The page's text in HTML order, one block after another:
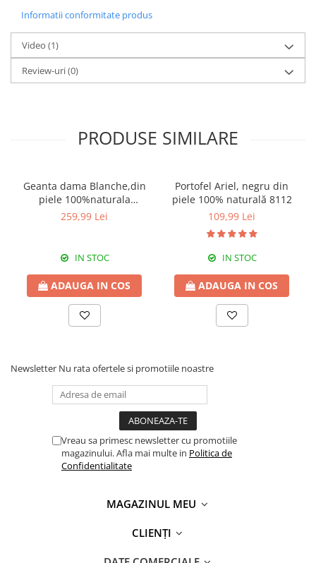
Informatii conformitate produs
Video (1)
Review-uri(0)
PRODUSE SIMILARE
Geanta dama Blanche,din
piele 100%naturala
Italia,8246,negru
259,99 Lei
IN STOC
ADAUGA IN COS
Portofel Ariel, negru din
piele 100% naturală 8112
109,99 Lei
IN STOC
ADAUGA IN COS
Newsletter Nu rata ofertele si promotiile noastre
Vreau sa primesc newsletter cu promotiile
magazinului. Afla mai multe in Politica de
Confidentialitate
MAGAZINUL MEU
CLIENȚI